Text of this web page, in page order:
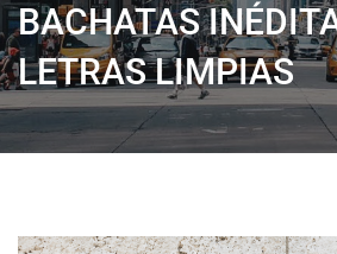
BACHATAS
LETRAS LIMPIAS